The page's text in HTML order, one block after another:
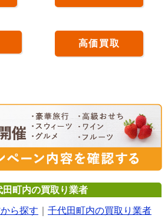
高価買取
田町内の買取り業者
ら探す 千代田町内の買取り業者